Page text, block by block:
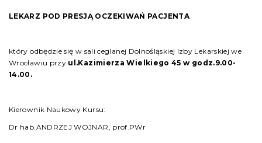
LEKARZ POD PRESJĄ OCZEKIWAŃ PACJENTA
który odbędzie się w sali ceglanej Dolnośląskiej Izby Lekarskiej we
Wrocławiu przy ul.Kazimierza Wielkiego 45w godz.9.00-
14.00.
Kierownik Naukowy Kursu:
Dr hab.ANDRZEJ WOJNAR, prof.PWr